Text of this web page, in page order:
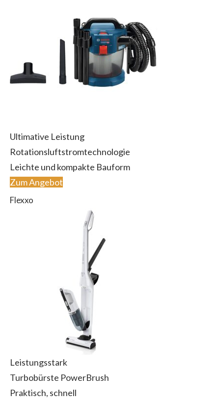
Ultimative Leistung
Rotationsluftstromtechnologie
Leichte und kompakte Bauform
Zum Angebot
Flexxo
Leistungsstark
Turbobürste PowerBrush
Praktisch, schnell